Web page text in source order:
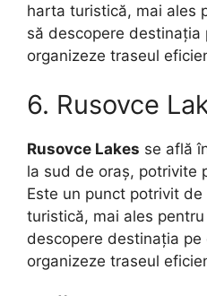
harta turistică, mai ales
să descopere destinația
organizeze traseul
6. Rusovce
Rusovce Lakes se află
la sud de oraș, potrivite
Este un punct potrivit
turistică, mai ales
descopere destinația pe
organizeze traseul